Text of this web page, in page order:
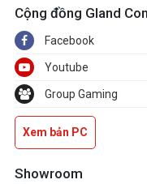
Cộng đồng Gland
Facebook
Youtube
Group Gaming
Xem bản PC
Showroom